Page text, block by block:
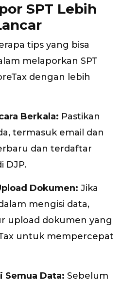
SPT Lebih
tips yang bisa
melaporkan SPT
dengan lebih
Berkala: Pastikan
termasuk email dan
dan terdaftar
DJP.
Dokumen: Jika
mengisi data,
upload dokumen yang
untuk mempercepat
Semua Data: Sebelum